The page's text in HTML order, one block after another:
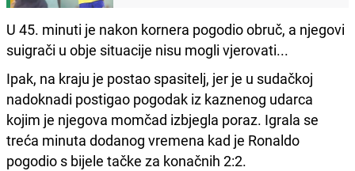
U 45. minuti je nakon kornera pogodio obruč, a njegovi
suigrači u obje situacije nisu mogli vjerovati...
Ipak, na kraju je postao spasitelj, jer je u sudačkoj
nadoknadi postigao pogodak iz kaznenog udarca
kojim je njegova momčad izbjegla poraz. Igrala se
treća minuta dodanog vremena kad je Ronaldo
pogodio s bijele tačke za konačnih 2:2.